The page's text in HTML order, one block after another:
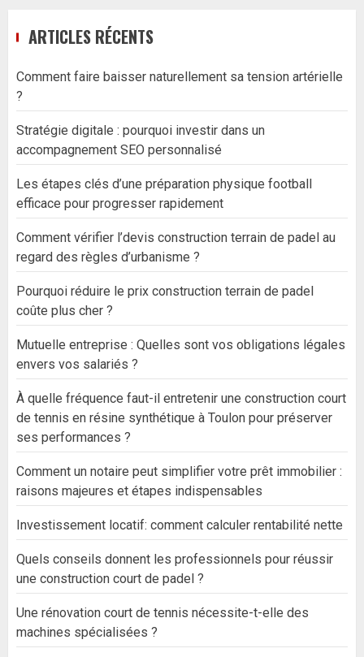
ARTICLES RÉCENTS
Comment faire baisser naturellement sa tension artérielle
?
Stratégie digitale : pourquoi investir dans un
accompagnement SEO personnalisé
Les étapes clés d’une préparation physique football
efficace pour progresser rapidement
Comment vérifier l’devis construction terrain de padel au
regard des règles d’urbanisme ?
Pourquoi réduire le prix construction terrain de padel
coûte plus cher ?
Mutuelle entreprise : Quelles sont vos obligations légales
envers vos salariés ?
À quelle fréquence faut-il entretenir une construction court
de tennis en résine synthétique à Toulon pour préserver
ses performances ?
Comment un notaire peut simplifier votre prêt immobilier :
raisons majeures et étapes indispensables
Investissement locatif: comment calculer rentabilité nette
Quels conseils donnent les professionnels pour réussir
une construction court de padel ?
Une rénovation court de tennis nécessite-t-elle des
machines spécialisées ?